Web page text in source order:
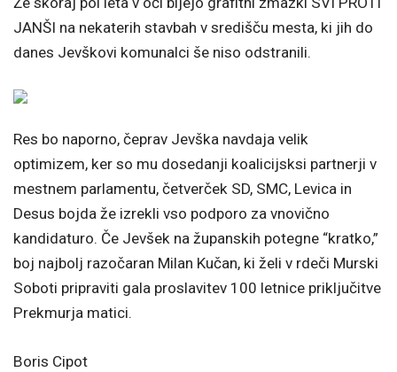
JANŠI na nekaterih stavbah v središču mesta, ki jih do
danes Jevškovi komunalci še niso odstranili.
Res bo naporno, čeprav Jevška navdaja velik
optimizem, ker so mu dosedanji koalicijsksi partnerji v
mestnem parlamentu, četverček SD, SMC, Levica in
Desus bojda že izrekli vso podporo za vnovično
kandidaturo. Če Jevšek na županskih potegne “kratko,”
boj najbolj razočaran Milan Kučan, ki želi v rdeči Murski
Soboti pripraviti gala proslavitev 100 letnice priključitve
Prekmurja matici.
Boris Cipot